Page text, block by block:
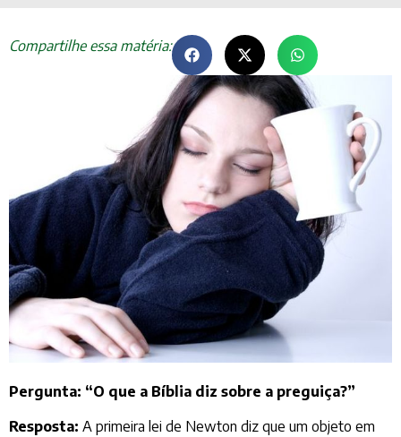
Compartilhe essa matéria:
Pergunta: “O que a Bíblia diz sobre a preguiça?”
Resposta: A primeira lei de Newton diz que um objeto em